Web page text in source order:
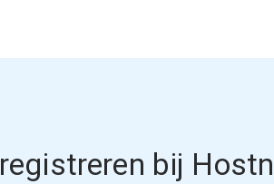
bij